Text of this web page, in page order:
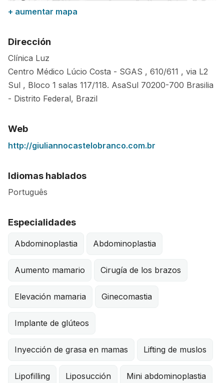
+ aumentar mapa
Dirección
Clínica Luz
Centro Médico Lúcio Costa - SGAS , 610/611 , via L2
Sul , Bloco 1 salas 117/118. AsaSul 70200-700 Brasilia
- Distrito Federal, Brazil
Web
http://giuliannocastelobranco.com.br
Idiomas hablados
Português
Especialidades
Abdominoplastia Abdominoplastia
Aumento mamario Cirugía de los brazos
Elevación mamaria Ginecomastia
Implante de glúteos
Inyección de grasa en mamas Lifting de muslos
Lipofilling Liposucción Mini abdominoplastia